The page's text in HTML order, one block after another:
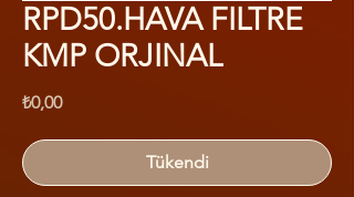
RPD50.HAVA FILTRE
KMP ORJINAL
₺0,00Fiyat
Tükendi